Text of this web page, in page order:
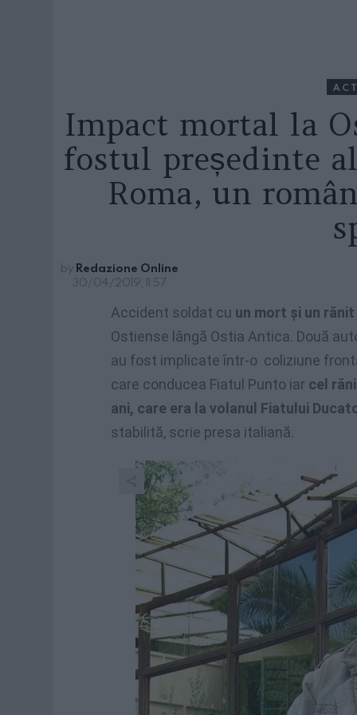
Impact mortal la
fostul președinte
Roma, un
by Redazione Online
30/04/2019, 11:57
Accident soldat cu un mort și un
Ostiense lângă Ostia Antica. Două
au fost implicate într-o coliziune
care conducea Fiatul Punto iar cel
ani, care era la volanul Fiatului
stabilită, scrie presa italiană.